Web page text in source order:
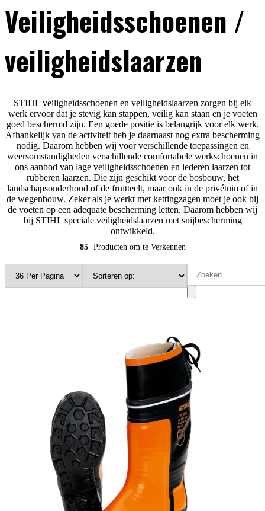
Veiligheidsschoenen /
veiligheidslaarzen
STIHL veiligheidsschoenen en veiligheidslaarzen zorgen bij elk
werk ervoor dat je stevig kan stappen, veilig kan staan en je voeten
goed beschermd zijn. Een goede positie is belangrijk voor elk werk.
Afhankelijk van de activiteit heb je daarnaast nog extra bescherming
nodig. Daarom hebben wij voor verschillende toepassingen en
weersomstandigheden verschillende comfortabele werkschoenen in
ons aanbod van lage veiligheidsschoenen en lederen laarzen tot
rubberen laarzen. Die zijn geschikt voor de bosbouw, het
landschapsonderhoud of de fruitteelt, maar ook in de privétuin of in
de wegenbouw. Zeker als je werkt met kettingzagen moet je ook bij
de voeten op een adequate bescherming letten. Daarom hebben wij
bij STIHL speciale veiligheidslaarzen met snijbescherming
ontwikkeld.
85 Producten om te Verkennen